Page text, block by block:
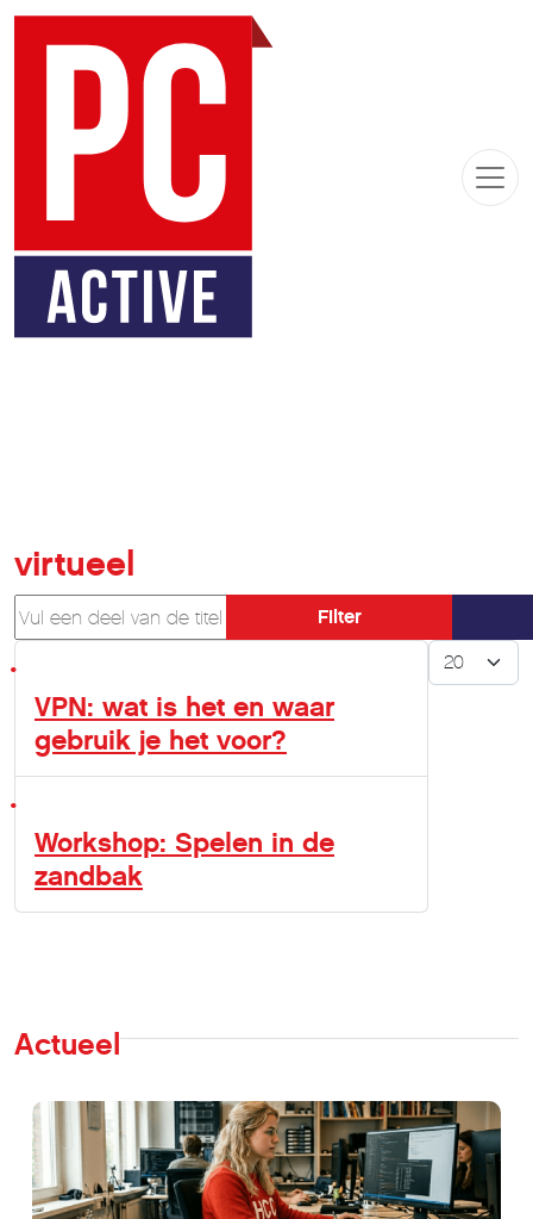
virtueel
Vul een deel van de titel in
Filter
Toon #
VPN: wat is het en waar
gebruik je het voor?
Workshop: Spelen in de
zandbak
Actueel